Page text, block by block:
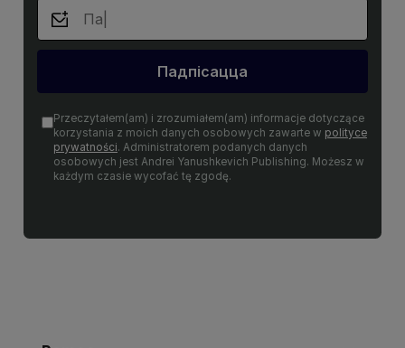
Падпісацца
Przeczytałem(am) i zrozumiałem(am) informacje dotyczące
korzystania z moich danych osobowych zawarte w polityce
prywatności. Administratorem podanych danych
osobowych jest Andrei Yanushkevich Publishing. Możesz w
każdym czasie wycofać tę zgodę.